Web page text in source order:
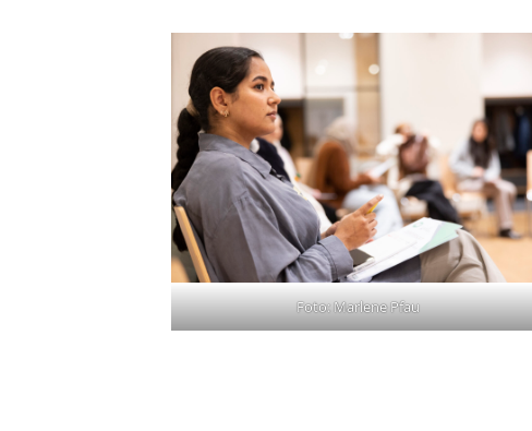
Foto: Marlene Pfau